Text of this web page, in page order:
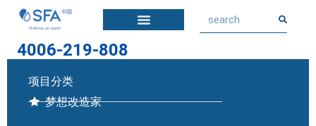
4006-219-808
项目分类
梦想改造家